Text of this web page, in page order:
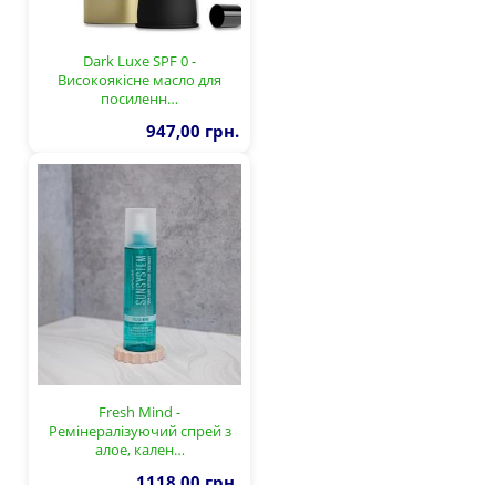
Dark Luxe SPF 0 -
Високоякісне масло для
посиленн…
947,00 грн.
Fresh Mind -
Ремінералізуючий спрей з
алое, кален…